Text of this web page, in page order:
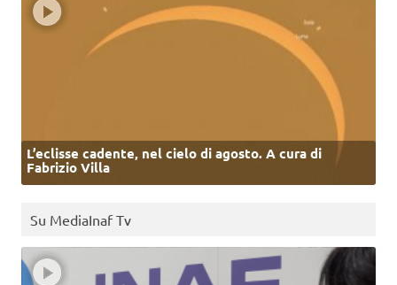
L’eclisse cadente, nel cielo di agosto. A cura di
Fabrizio Villa
Su MediaInaf Tv